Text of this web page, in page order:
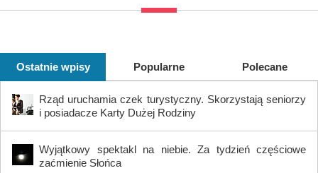
Ostatnie wpisy Popularne Polecane
Rząd uruchamia czek turystyczny. Skorzystają seniorzy
i posiadacze Karty Dużej Rodziny
Wyjątkowy spektakl na niebie. Za tydzień częściowe
zaćmienie Słońca